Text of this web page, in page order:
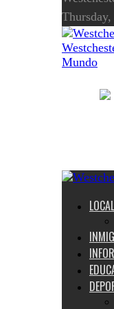
Mundo
LOCAL